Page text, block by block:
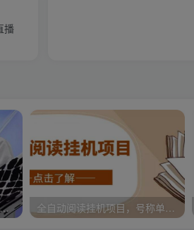
播
薛老丝儿美业seo搜索流量落地课，一周暴涨20w粉丝，全干货讲解 全自动阅读挂机项目，号称单窗10r，全套脚本+教程，小白上手简单